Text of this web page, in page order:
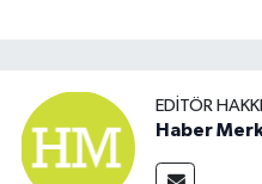
EDITÖR
Haber